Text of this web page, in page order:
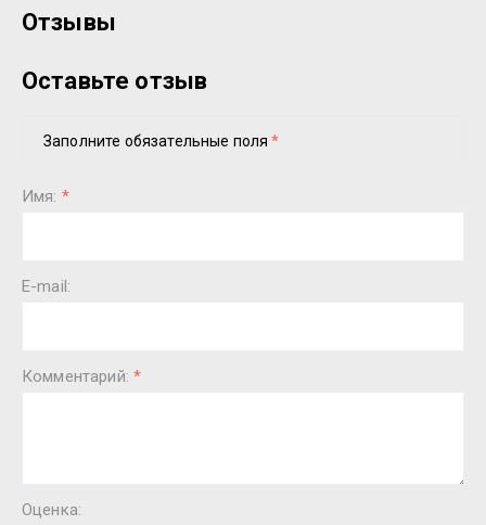
Отзывы
Оставьте отзыв
Заполните обязательные поля*
Имя: *
E-mail:
Комментарий:*
Оценка: